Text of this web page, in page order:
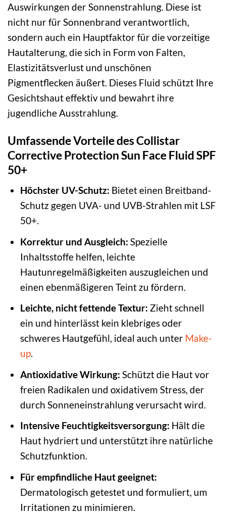
Auswirkungen der Sonnenstrahlung. Diese ist
nicht nur für Sonnenbrand verantwortlich,
sondern auch ein Hauptfaktor für die vorzeitige
Hautalterung, die sich in Form von Falten,
Elastizitätsverlust und unschönen
Pigmentflecken äußert. Dieses Fluid schützt Ihre
Gesichtshaut effektiv und bewahrt ihre
jugendliche Ausstrahlung.
Umfassende Vorteile des Collistar
Corrective Protection Sun Face Fluid SPF
50+
Höchster UV-Schutz: Bietet einen Breitband-
Schutz gegen UVA- und UVB-Strahlen mit LSF
50+.
Korrektur und Ausgleich: Spezielle
Inhaltsstoffe helfen, leichte
Hautunregelmäßigkeiten auszugleichen und
einen ebenmäßigeren Teint zu fördern.
Leichte, nicht fettende Textur: Zieht schnell
ein und hinterlässt kein klebriges oder
schweres Hautgefühl, ideal auch unter Make-
up.
Antioxidative Wirkung: Schützt die Haut vor
freien Radikalen und oxidativem Stress, der
durch Sonneneinstrahlung verursacht wird.
Intensive Feuchtigkeitsversorgung: Hält die
Haut hydriert und unterstützt ihre natürliche
Schutzfunktion.
Für empfindliche Haut geeignet:
Dermatologisch getestet und formuliert, um
Irritationen zu minimieren.